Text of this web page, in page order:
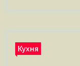
Кухня